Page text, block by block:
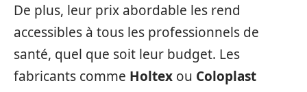
De plus, leur prix abordable les rend
accessibles à tous les professionnels de
santé, quel que soit leur budget. Les
fabricants comme Holtex ou Coloplast